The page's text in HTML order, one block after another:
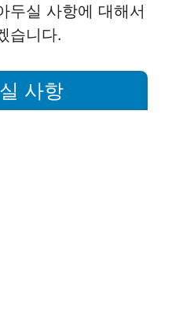
두실 사항에 대해서
습니다.
사항